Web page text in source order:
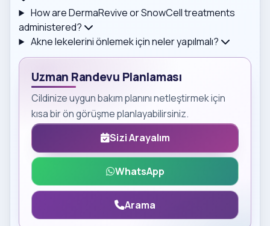
How are DermaRevive or SnowCell treatments
administered?
Akne lekelerini önlemek için neler yapılmalı?
Uzman Randevu Planlaması
Cildinize uygun bakım planını netleştirmek için
kısa bir ön görüşme planlayabilirsiniz.
Sizi Arayalım
WhatsApp
Arama